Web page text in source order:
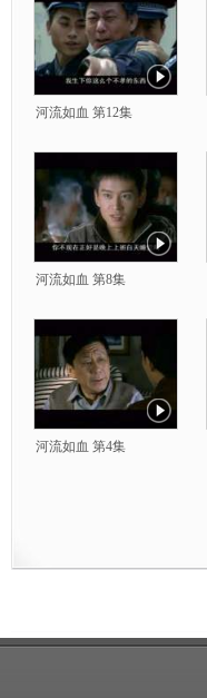
河流如血 第12集
河流如血 第8集
河流如血 第4集